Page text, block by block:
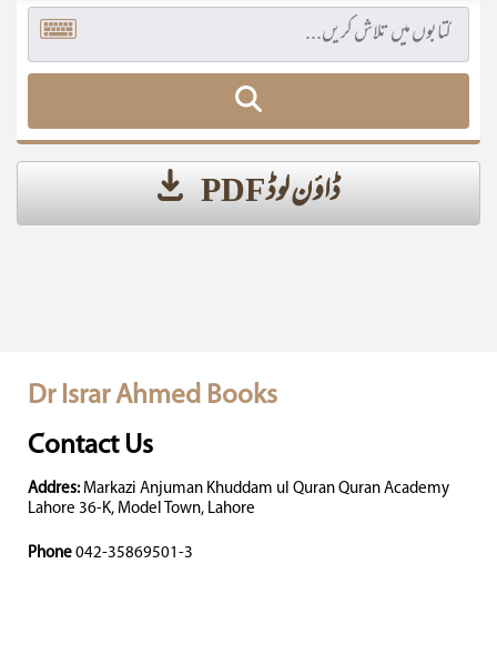
ڈاؤن لوڈ PDF
Dr Israr Ahmed Books
Contact Us
Addres: Markazi Anjuman Khuddam ul Quran Quran Academy
Lahore 36-K, Model Town, Lahore
Phone 042-35869501-3